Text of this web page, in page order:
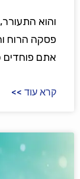
והוא
פסקה הרוח
אתם פוחדים
קרא עוד >>